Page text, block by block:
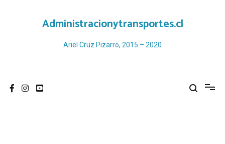
Administracionytransportes.cl
Ariel Cruz Pizarro, 2015 – 2020